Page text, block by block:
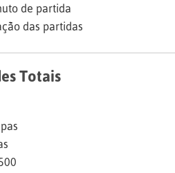
de partida
das partidas
Totais